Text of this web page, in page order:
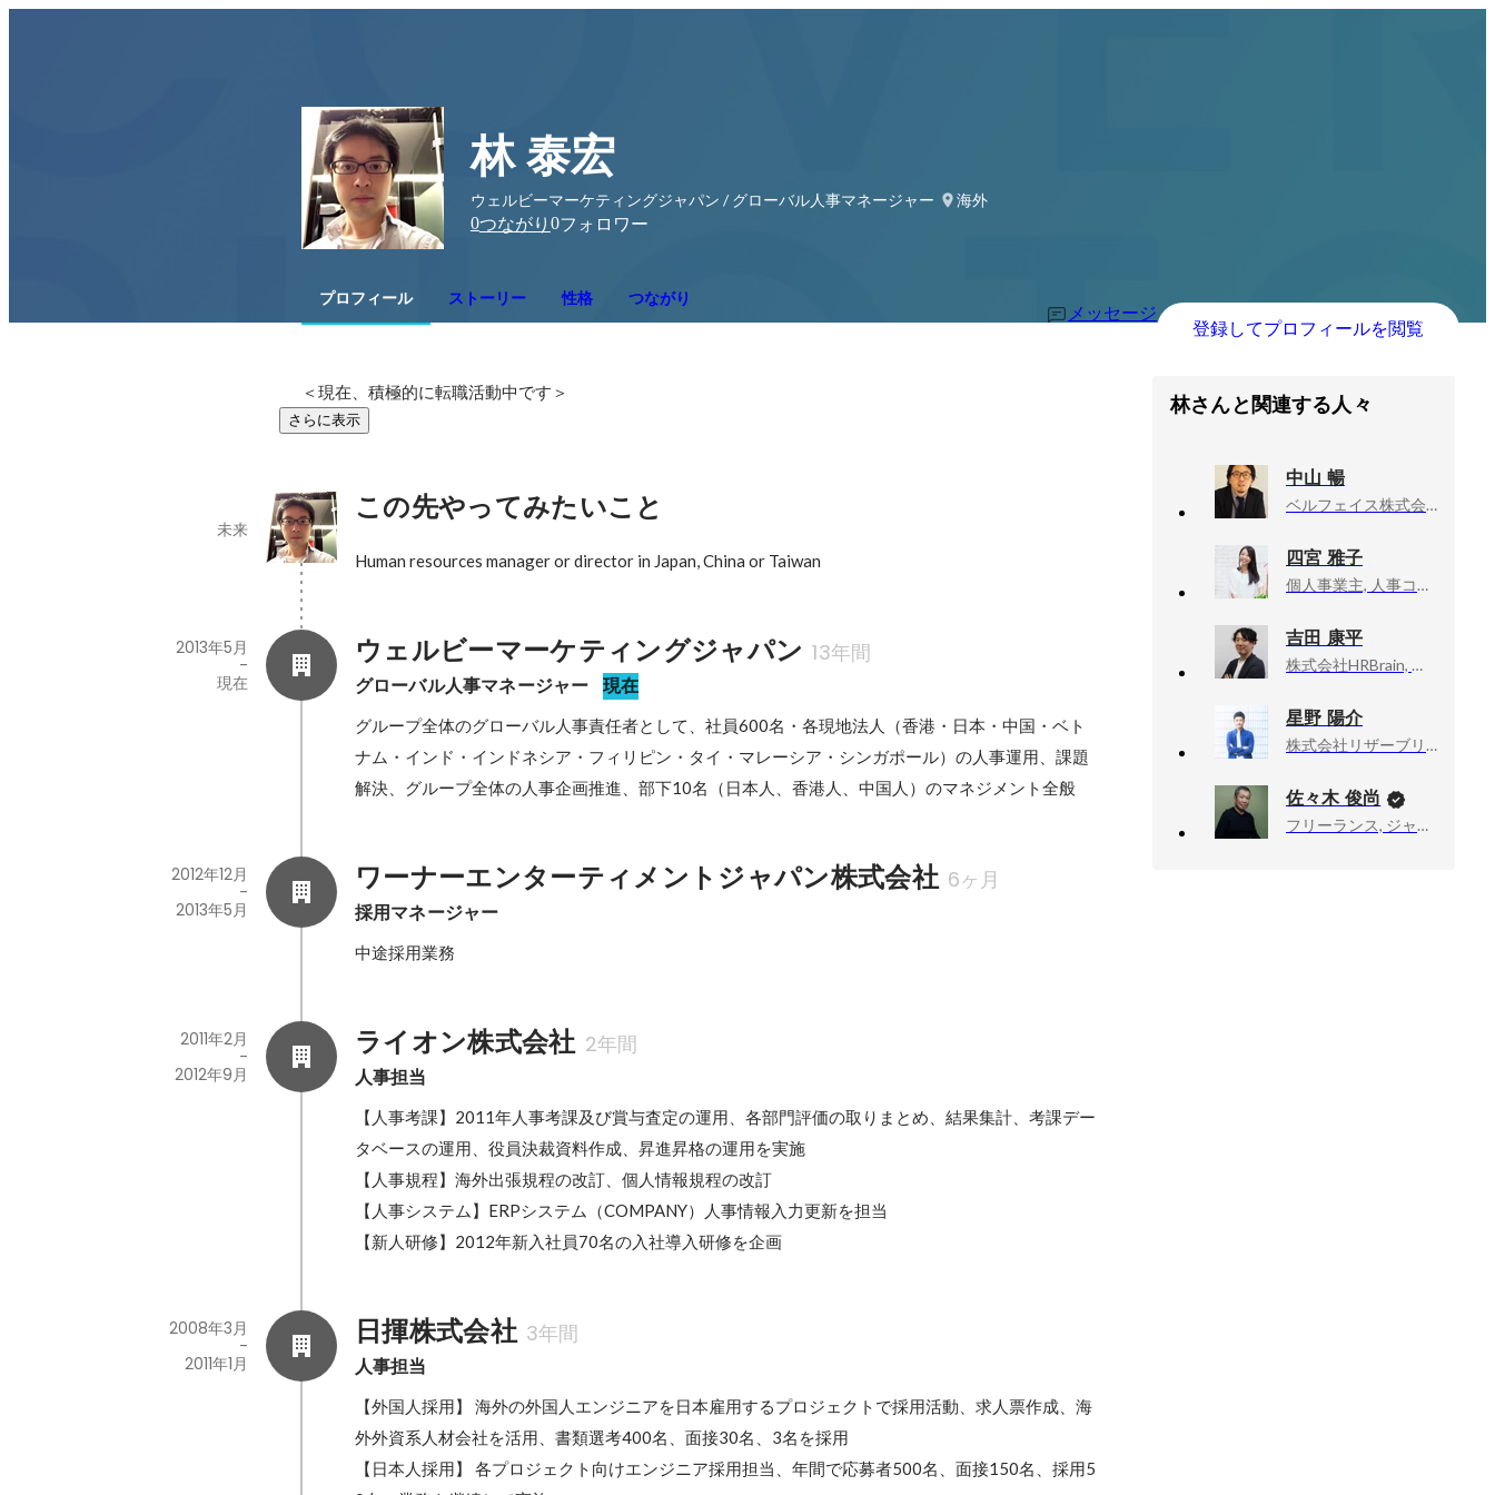
林 泰宏
ウェルビーマーケティングジャパン / グローバル人事マネージャー
海外
0つながり 0フォロワー
プロフィール ストーリー 性格 つながり
メッセージ
登録してプロフィールを閲覧
＜現在、積極的に転職活動中です＞
さらに表示
この先やってみたいこと
未来
Human resources manager or director in Japan, China or Taiwan
ウェルビーマーケティングジャパン 13年間
グローバル人事マネージャー 現在
2013年5月
-
現在
グループ全体のグローバル人事責任者として、社員600名・各現地法人（香港・日本・中国・ベト
ナム・インド・インドネシア・フィリピン・タイ・マレーシア・シンガポール）の人事運用、課題
解決、グループ全体の人事企画推進、部下10名（日本人、香港人、中国人）のマネジメント全般
ワーナーエンターティメントジャパン株式会社 6ヶ月
採用マネージャー
2012年12月
-
2013年5月
中途採用業務
ライオン株式会社 2年間
人事担当
2011年2月
-
2012年9月
【人事考課】2011年人事考課及び賞与査定の運用、各部門評価の取りまとめ、結果集計、考課デー
タベースの運用、役員決裁資料作成、昇進昇格の運用を実施
【人事規程】海外出張規程の改訂、個人情報規程の改訂
【人事システム】ERPシステム（COMPANY）人事情報入力更新を担当
【新人研修】2012年新入社員70名の入社導入研修を企画
日揮株式会社 3年間
人事担当
2008年3月
-
2011年1月
【外国人採用】 海外の外国人エンジニアを日本雇用するプロジェクトで採用活動、求人票作成、海
外外資系人材会社を活用、書類選考400名、面接30名、3名を採用
【日本人採用】 各プロジェクト向けエンジニア採用担当、年間で応募者500名、面接150名、採用5
林さんと関連する人々
中山 暢
ベルフェイス株式会社, カスタマーサクセスマーケター
四宮 雅子
個人事業主, 人事コンサルタント
吉田 康平
株式会社HRBrain, カスタマーサクセス
星野 陽介
株式会社リザーブリンク, 事業開発部
佐々木 俊尚
フリーランス, ジャーナリスト・作家